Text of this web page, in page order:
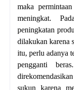
maka
meningkat.
peningkatan
dilakukan karena
itu, perlu adanya
pengganti
sukun karena